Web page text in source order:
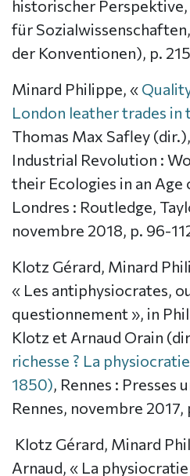
historischer
für
der Konventionen), p.
Minard Philippe, «
London leather trades in
Thomas Max Safley
Industrial Revolution :
their Ecologies in an Age
Londres : Routledge,
novembre 2018, p. 96-
Klotz Gérard, Minard
« Les antiphysiocrates,
questionnement », in
Klotz et Arnaud Orain
richesse ? La
1850), Rennes : Presses
Rennes, novembre 2017,
Klotz Gérard, Minard
Arnaud, « La